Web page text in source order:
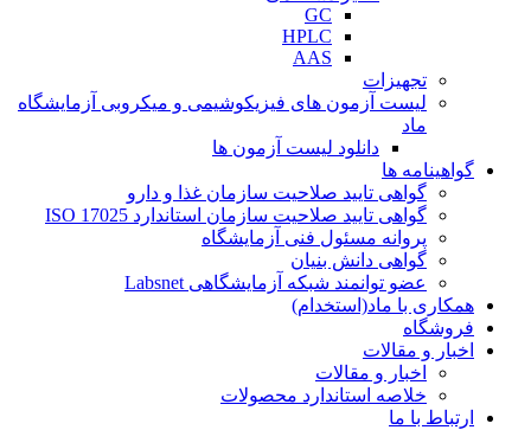
GC
HPLC
AAS
تجهیزات
لیست آزمون های فیزیکوشیمی و میکروبی آزمایشگاه
ماد
دانلود لیست آزمون ها
گواهینامه ها
گواهی تایید صلاحیت سازمان غذا و دارو
گواهی تایید صلاحیت سازمان استاندارد ISO 17025
پروانه مسئول فنی آزمایشگاه
گواهی دانش بنیان
عضو توانمند شبکه آزمایشگاهی Labsnet
همکاری با ماد(استخدام)
فروشگاه
اخبار و مقالات
اخبار و مقالات
خلاصه استاندارد محصولات
ارتباط با ما